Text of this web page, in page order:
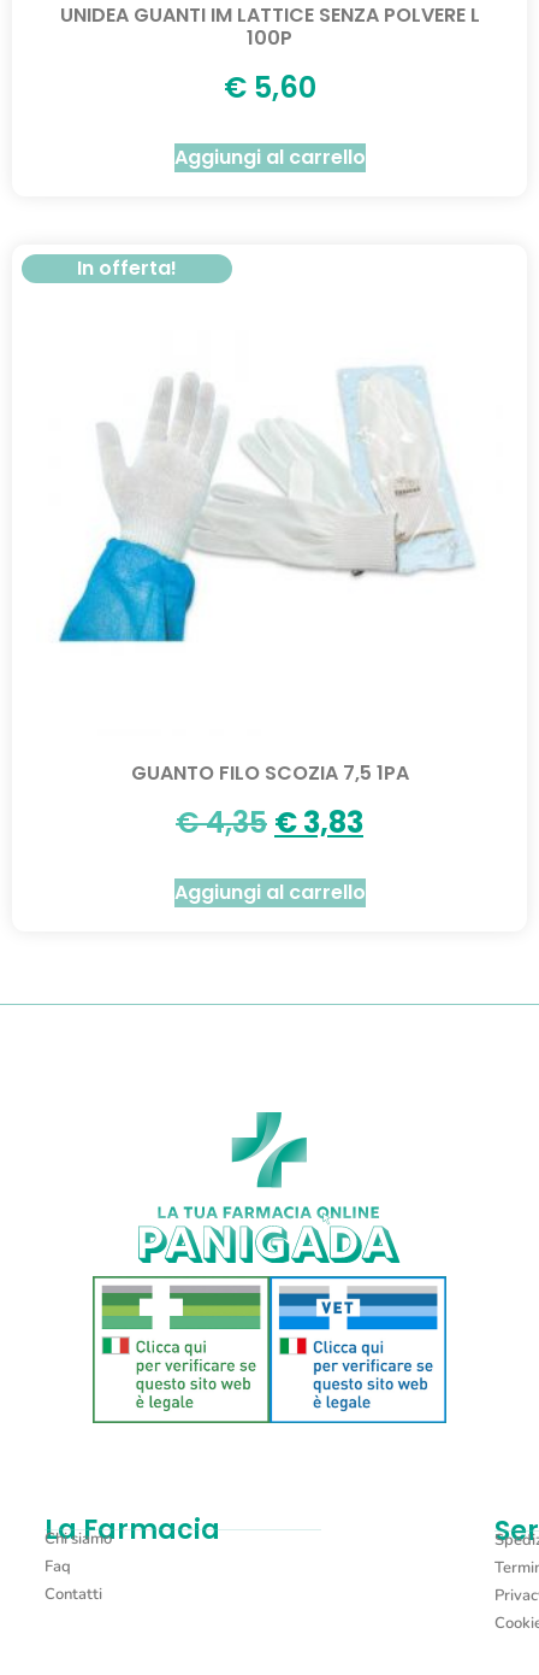
UNIDEA GUANTI IM LATTICE SENZA POLVERE L
100P
€5,60
Aggiungi al carrello
In offerta!
GUANTO FILO SCOZIA 7,5 1PA
€4,35 €3,83
Aggiungi al carrello
La Farmacia
Chi siamo
Faq
Contatti